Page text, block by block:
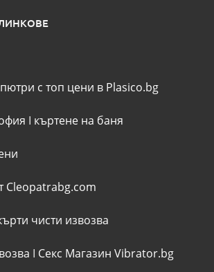
с топ цени в Plasico.bg
I къртене на баня
Cleopatrabg.com
чисти извозва
I Секс Магазин Vibrator.bg